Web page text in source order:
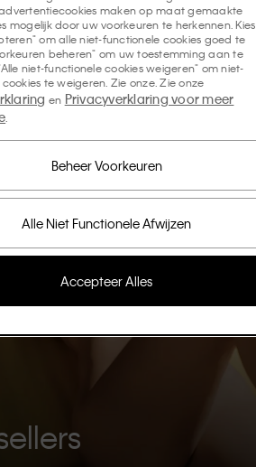
maken op maat gemaakte
mogelijk door uw voorkeuren te herkennen. Kies
om alle niet-functionele cookies goed te
beheren" om uw toestemming aan te
niet-functionele cookies weigeren" om niet-
te weigeren. Zie onze. Zie onze
en Privacyverklaring voor meer
Alle Niet Functionele Afwijzen
Beheer Voorkeuren
Accepteer Alles